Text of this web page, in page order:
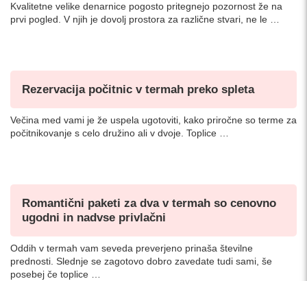
Kvalitetne velike denarnice pogosto pritegnejo pozornost že na
prvi pogled. V njih je dovolj prostora za različne stvari, ne le …
Rezervacija počitnic v termah preko spleta
Večina med vami je že uspela ugotoviti, kako priročne so terme za
počitnikovanje s celo družino ali v dvoje. Toplice …
Romantični paketi za dva v termah so cenovno
ugodni in nadvse privlačni
Oddih v termah vam seveda preverjeno prinaša številne
prednosti. Slednje se zagotovo dobro zavedate tudi sami, še
posebej če toplice …